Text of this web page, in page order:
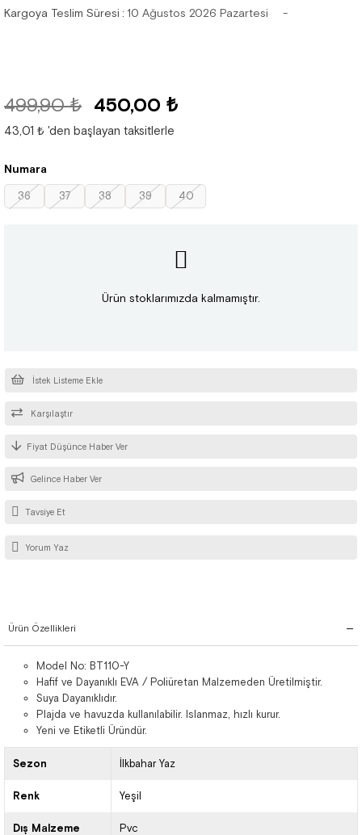
Kargoya Teslim Süresi : 10 Ağustos 2026 Pazartesi
499,90 ₺ 450,00 ₺
43,01 ₺ 'den başlayan taksitlerle
Numara
36 37 38 39 40
Ürün stoklarımızda kalmamıştır.
İstek Listeme Ekle
Karşılaştır
Fiyat Düşünce Haber Ver
Gelince Haber Ver
Tavsiye Et
Yorum Yaz
Ürün Özellikleri
Model No: BT110-Y
Hafif ve Dayanıklı EVA / Poliüretan Malzemeden Üretilmiştir.
Suya Dayanıklıdır.
Plajda ve havuzda kullanılabilir. Islanmaz, hızlı kurur.
Yeni ve Etiketli Üründür.
Sezon İlkbahar Yaz
Renk Yeşil
Dış Malzeme Pvc